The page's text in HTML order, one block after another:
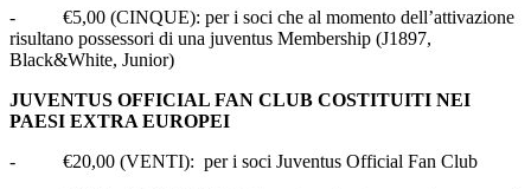
-
€5,00 (CINQUE): per i soci che al momento dell’attivazione
risultano possessori di una juventus Membership (J1897,
Black&White, Junior)
JUVENTUS OFFICIAL FAN CLUB COSTITUITI NEI
PAESI EXTRA EUROPEI
-
€20,00 (VENTI): per i soci Juventus Official Fan Club